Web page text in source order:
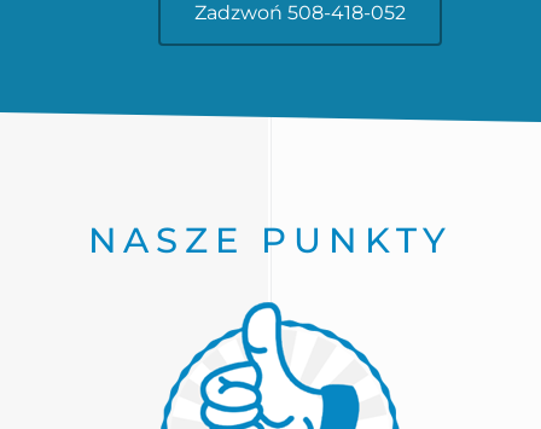
Zadzwoń 508-418-052
NASZE PUNKTY